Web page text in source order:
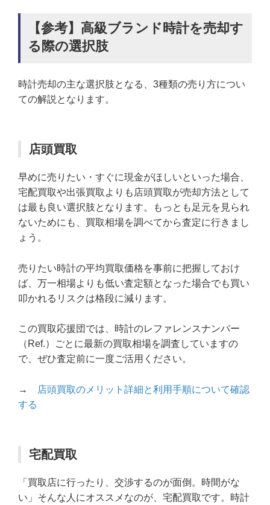
【参考】高級ブランド時計を売却す
る際の選択肢
時計売却の主な選択肢となる、3種類の売り方につい
ての解説となります。
店頭買取
早めに売りたい・すぐに現金がほしいといった場合、
宅配買取や出張買取よりも店頭買取が売却方法として
は最も良い選択肢となります。もっとも足元を見られ
ないためにも、買取相場を調べてから査定に行きまし
ょう。
売りたい時計の平均買取価格を事前に把握しておけ
ば、万一相場よりも低い査定額となった場合でも買い
叩かれるリスクは格段に減ります。
この買取応援団では、時計のレファレンスナンバー
（Ref.）ごとに最新の買取相場を調査していますの
で、ぜひ査定前に一度ご活用ください。
→
店頭買取のメリット詳細と利用手順について確認
する
宅配買取
「買取店に行ったり、交渉するのが面倒。時間がな
い」そんな人にオススメなのが、宅配買取です。時計